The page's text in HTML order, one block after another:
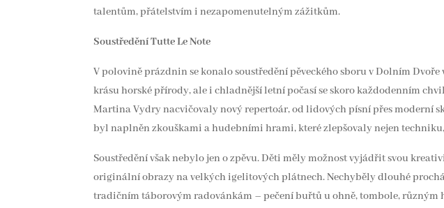
talentům, přátelstvím i nezapomenutelným zážitkům.
Soustředění Tutte Le Note
V polovině prázdnin se konalo soustředění pěveckého sboru v Dolním
krásu horské přírody, ale i chladnější letní počasí se skoro každodenním
Martina Vydry nacvičovaly nový repertoár, od lidových písní přes moderní
byl naplněn zkouškami a hudebními hrami, které zlepšovaly nejen
Soustředění však nebylo jen o zpěvu. Děti měly možnost vyjádřit svou
originální obrazy na velkých igelitových plátnech. Nechyběly dlouhé
tradičním táborovým radovánkám – pečení buřtů u ohně, tombole, různým